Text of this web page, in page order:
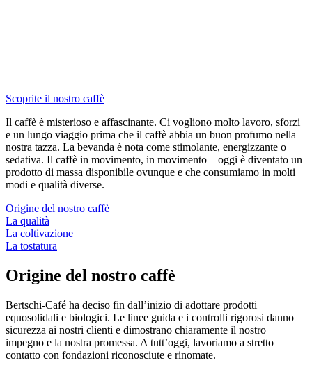
Scoprite il nostro caffè
Il caffè è misterioso e affascinante. Ci vogliono molto lavoro, sforzi
e un lungo viaggio prima che il caffè abbia un buon profumo nella
nostra tazza. La bevanda è nota come stimolante, energizzante o
sedativa. Il caffè in movimento, in movimento – oggi è diventato un
prodotto di massa disponibile ovunque e che consumiamo in molti
modi e qualità diverse.
Origine del nostro caffè
La qualità
La coltivazione
La tostatura
Origine del nostro caffè
Bertschi-Café ha deciso fin dall’inizio di adottare prodotti
equosolidali e biologici. Le linee guida e i controlli rigorosi danno
sicurezza ai nostri clienti e dimostrano chiaramente il nostro
impegno e la nostra promessa. A tutt’oggi, lavoriamo a stretto
contatto con fondazioni riconosciute e rinomate.